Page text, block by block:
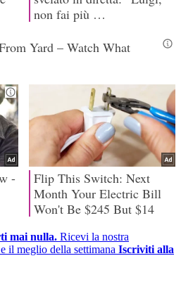
mai nulla. Ricevi la nostra
il meglio della settimana Iscriviti alla